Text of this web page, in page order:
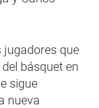
jugadores que
básquet en
sigue
nueva